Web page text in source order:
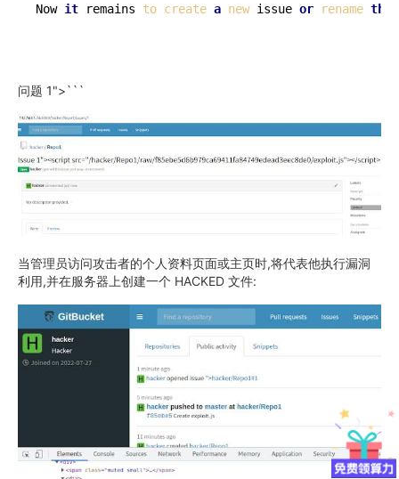
Now it remains to create a new issue or rename the
问题 1">```
当管理员访问攻击者的个人资料页面或主页时,将代表他执行漏洞
利用,并在服务器上创建一个 HACKED 文件: